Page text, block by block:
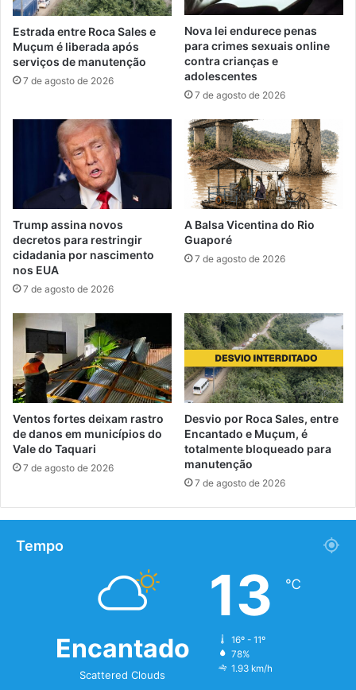
Estrada entre Roca Sales e
Muçum é liberada após
serviços de manutenção
7 de agosto de 2026
Nova lei endurece penas
para crimes sexuais online
contra crianças e
adolescentes
7 de agosto de 2026
Trump assina novos
decretos para restringir
cidadania por nascimento
nos EUA
7 de agosto de 2026
A Balsa Vicentina do Rio
Guaporé
7 de agosto de 2026
Ventos fortes deixam rastro
de danos em municípios do
Vale do Taquari
7 de agosto de 2026
Desvio por Roca Sales, entre
Encantado e Muçum, é
totalmente bloqueado para
manutenção
7 de agosto de 2026
Tempo
Encantado
Scattered Clouds
13 ℃
16º - 11º
78%
1.93 km/h